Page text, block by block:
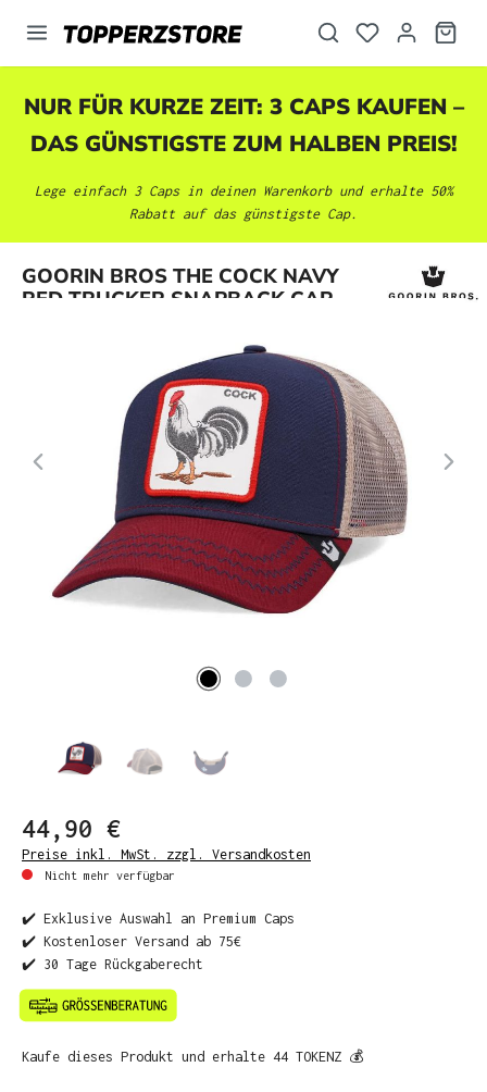
springen
NUR FÜR KURZE ZEIT: 3 CAPS KAUFEN –
DAS GÜNSTIGSTE ZUM HALBEN PREIS!
Lege einfach 3 Caps in deinen Warenkorb und erhalte 50%
Rabatt auf das günstigste Cap.
GOORIN BROS THE COCK NAVY
RED TRUCKER SNAPBACK CAP
Bildergalerie überspringen
44,90 €
Preise inkl. MwSt. zzgl. Versandkosten
Nicht mehr verfügbar
✔️ Exklusive Auswahl an Premium Caps
✔️ Kostenloser Versand ab 75€
✔️ 30 Tage Rückgaberecht
Kaufe dieses Produkt und erhalte 44 TOKENZ 💰